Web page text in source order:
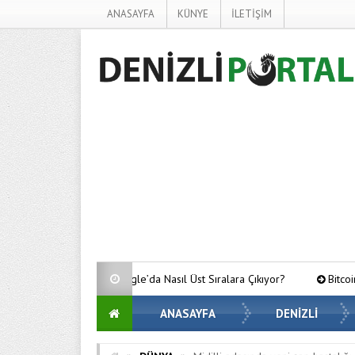
ANASAYFA KÜNYE İLETİŞİM
Google’da Nasıl Üst Sıralara Çıkıyor? Bitcoin’de Gözler Kritik
ANASAYFA DENİZLİ